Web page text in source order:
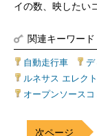
イの数、映したい
関連キーワード
自動走行車 デ
ルネサス エレク
オープンソースコ